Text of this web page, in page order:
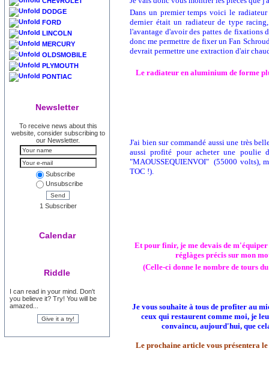
DODGE
FORD
LINCOLN
MERCURY
OLDSMOBILE
PLYMOUTH
PONTIAC
Newsletter
To receive news about this
website, consider subscribing to
our Newsletter.
Subscribe
Unsubscribe
Send
1 Subscriber
Calendar
Riddle
I can read in your mind. Don't
you believe it? Try! You will be
amazed...
Dans un premier temps voici le
dernier était un radiateur de type
l'avantage d'avoir des pattes de fixations
donc me permettre de fixer un Fan
devrait permettre une extraction d'air
Le radiateur en aluminium de forme
J'ai bien sur commandé aussi une très
aussi profité pour acheter une poulie
"MAOUSSEQUIENVOI" (55000 volts),
TOC !).
Et pour finir, je me devais de
réglàges précis sur mon
(Celle-ci donne le nombre de tours
Je vous souhaite à tous de profiter au
ceux qui restaurent comme moi, je
convaincu, aujourd'hui, que
Le prochaine article vous présentera le